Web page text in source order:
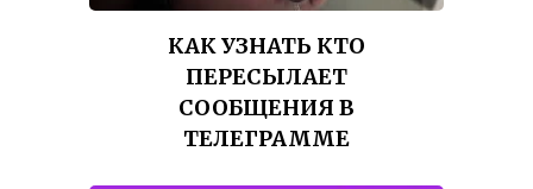
КАК УЗНАТЬ КТО
ПЕРЕСЫЛАЕТ
СООБЩЕНИЯ В
ТЕЛЕГРАММЕ